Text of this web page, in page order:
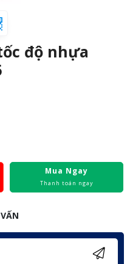
độ nhựa
Mua Ngay
Thanh toán ngay